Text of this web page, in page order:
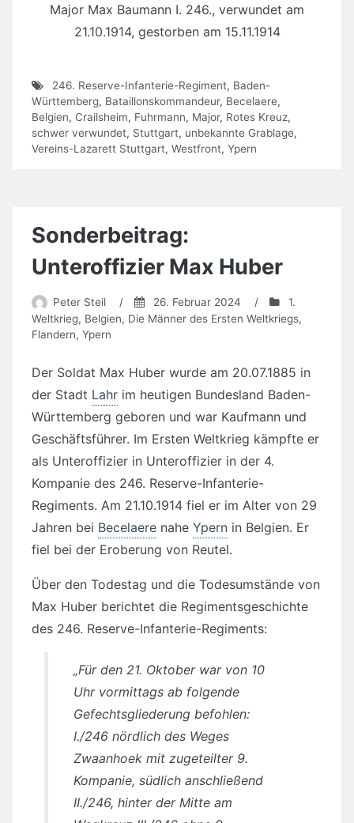
Major Max Baumann I. 246., verwundet am
21.10.1914, gestorben am 15.11.1914
246. Reserve-Infanterie-Regiment, Baden-
Württemberg, Bataillonskommandeur, Becelaere,
Belgien, Crailsheim, Fuhrmann, Major, Rotes Kreuz,
schwer verwundet, Stuttgart, unbekannte Grablage,
Vereins-Lazarett Stuttgart, Westfront, Ypern
Sonderbeitrag:
Unteroffizier Max Huber
Peter Steil / 26. Februar 2024 /
1.
Weltkrieg, Belgien, Die Männer des Ersten Weltkriegs,
Flandern, Ypern
Der Soldat Max Huber wurde am 20.07.1885 in
der Stadt Lahr im heutigen Bundesland Baden-
Württemberg geboren und war Kaufmann und
Geschäftsführer. Im Ersten Weltkrieg kämpfte er
als Unteroffizier in Unteroffizier in der 4.
Kompanie des 246. Reserve-Infanterie-
Regiments. Am 21.10.1914 fiel er im Alter von 29
Jahren bei Becelaere nahe Ypern in Belgien. Er
fiel bei der Eroberung von Reutel.
Über den Todestag und die Todesumstände von
Max Huber berichtet die Regimentsgeschichte
des 246. Reserve-Infanterie-Regiments:
„Für den 21. Oktober war von 10
Uhr vormittags ab folgende
Gefechtsgliederung befohlen:
I./246 nördlich des Weges
Zwaanhoek mit zugeteilter 9.
Kompanie, südlich anschließend
II./246, hinter der Mitte am